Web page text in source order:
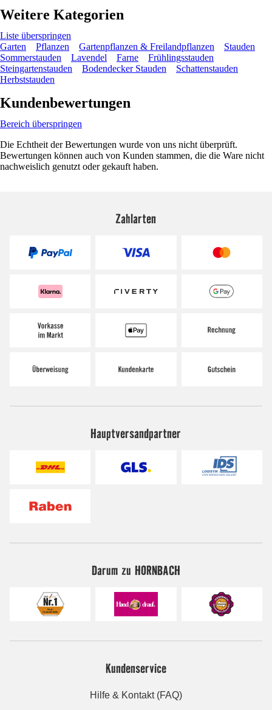
Weitere Kategorien
Liste überspringen
Garten
Pflanzen Gartenpflanzen & Freilandpflanzen
Stauden
Sommerstauden
Lavendel Farne
Frühlingsstauden
Steingartenstauden
Bodendecker Stauden
Schattenstauden
Herbststauden
Kundenbewertungen
Bereich überspringen
Die Echtheit der Bewertungen wurde von uns nicht überprüft.
Bewertungen können auch von Kunden stammen, die die Ware nicht
nachweislich genutzt oder gekauft haben.
Zahlarten
Hauptversandpartner
Darum zu HORNBACH
Kundenservice
Hilfe & Kontakt (FAQ)